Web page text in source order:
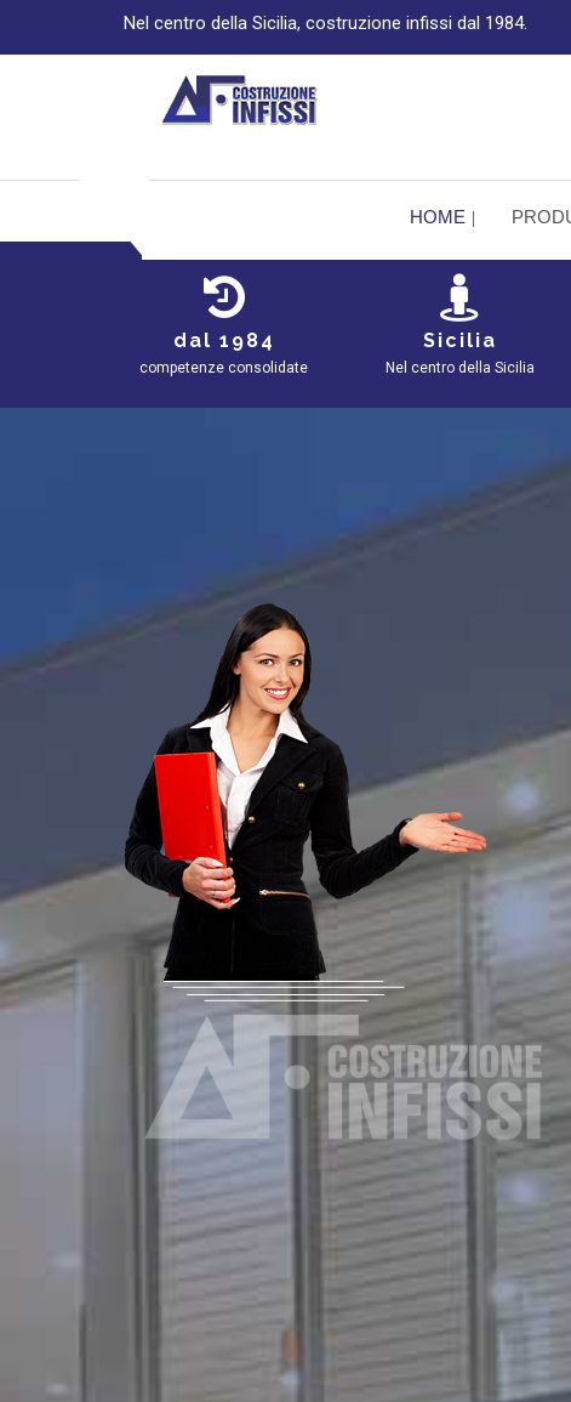
Nel centro della Sicilia, costruzione infissi dal 1984.
HOME
dal 1984
competenze consolidate
Sicilia
Nel centro della Sicilia